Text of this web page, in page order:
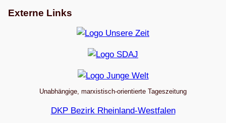
Externe Links
Unabhängige, marxistisch-orientierte Tageszeitung
DKP Bezirk Rheinland-Westfalen